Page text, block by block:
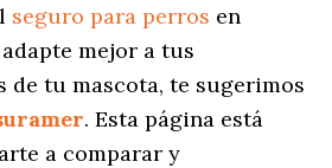
seguro para perros en
mejor a tus
de tu mascota, te sugerimos
. Esta página está
a comparar y